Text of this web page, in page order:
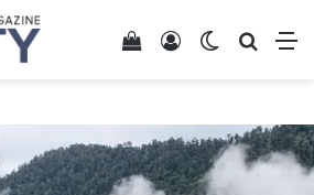
Switch skin
Log In
View your